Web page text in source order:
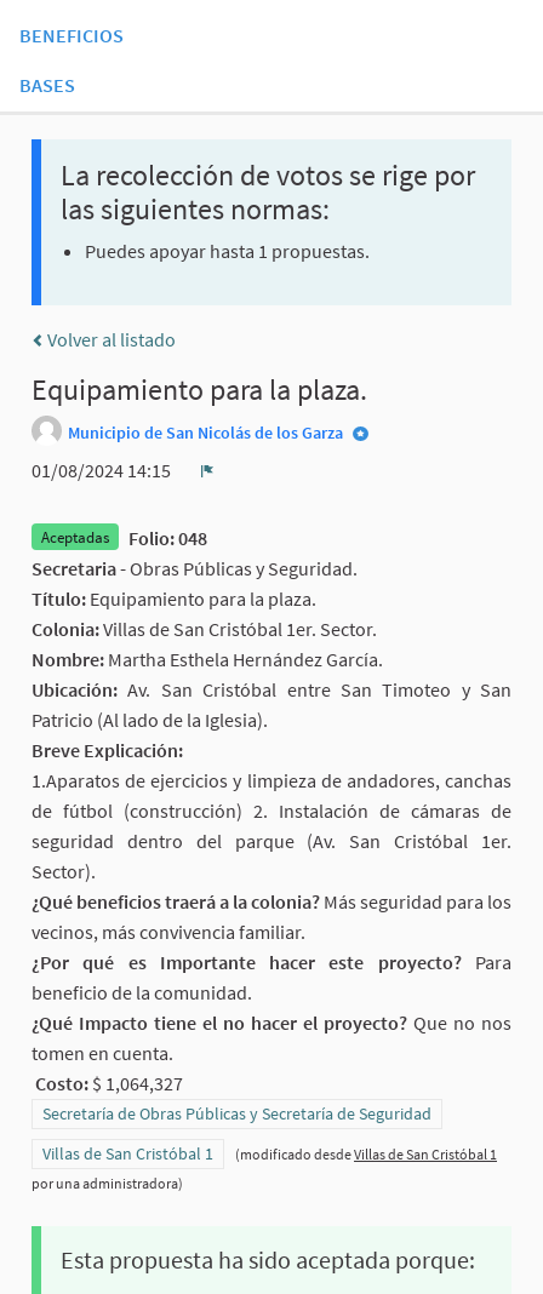
BENEFICIOS
BASES
La recolección de votos se rige por
las siguientes normas:
Puedes apoyar hasta 1 propuestas.
Volver al listado
Equipamiento para la plaza.
Municipio de San Nicolás de los Garza
01/08/2024 14:15
Aceptadas
Folio: 048
Secretaria -Obras Públicas y Seguridad.
Título: Equipamiento para la plaza.
Colonia:Villas de San Cristóbal 1er. Sector.
Nombre: Martha Esthela Hernández García.
Ubicación:Av. San Cristóbal entre San Timoteo y San
Patricio (Al lado de la Iglesia).
Breve Explicación:
1.Aparatos de ejercicios y limpieza de andadores, canchas
de fútbol (construcción) 2. Instalación de cámaras de
seguridad dentro del parque (Av. San Cristóbal 1er.
Sector).
¿Qué beneficios traerá a la colonia? Más seguridad para los
vecinos, más convivencia familiar.
¿Por qué es Importante hacer este proyecto?Para
beneficio de la comunidad.
¿Qué Impacto tiene el no hacer el proyecto? Que no nos
tomen en cuenta.
Costo: $ 1,064,327
Resultados al filtrar por la categoría: Secretaría de Obras Públicas y
Secretaría de Obras Públicas y Secretaría de Seguridad
Resultados al filtrar por el ámbito: Villas de San Cristóbal 1
Villas de San Cristóbal 1 (modificado desdeVillas de San Cristóbal 1
por una administradora)
Esta propuesta ha sido aceptada porque: